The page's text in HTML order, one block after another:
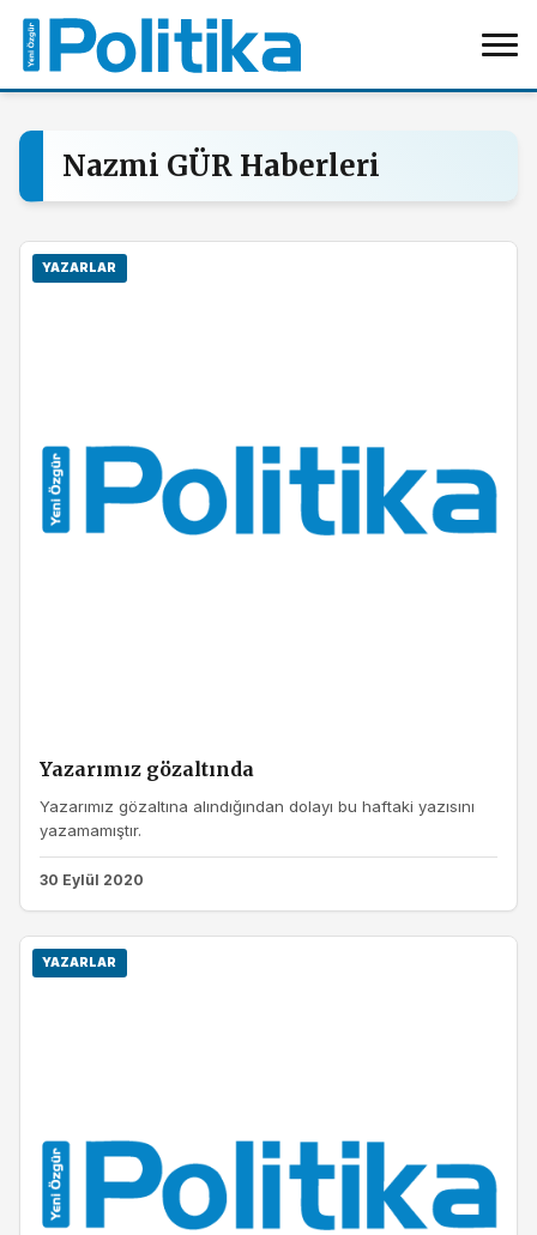
Nazmi GÜR Haberleri
YAZARLAR
Yazarımız gözaltında
Yazarımız gözaltına alındığından dolayı bu haftaki yazısını
yazamamıştır.
30 Eylül 2020
YAZARLAR